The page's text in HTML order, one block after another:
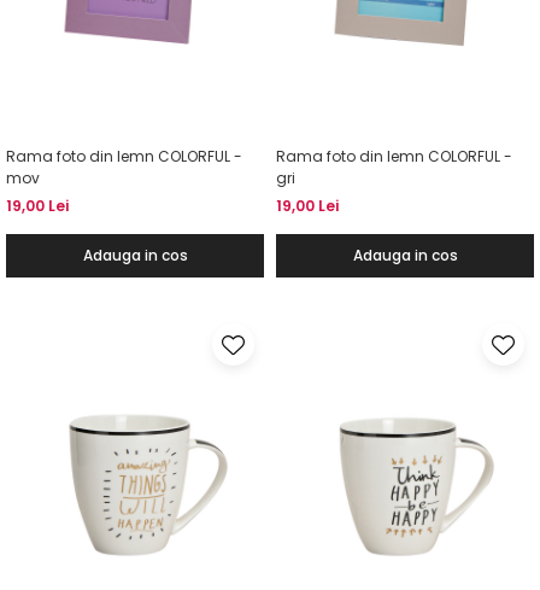
Rama foto din lemn COLORFUL -
mov
19,00 Lei
Adauga in cos
Rama foto din lemn COLORFUL -
gri
19,00 Lei
Adauga in cos